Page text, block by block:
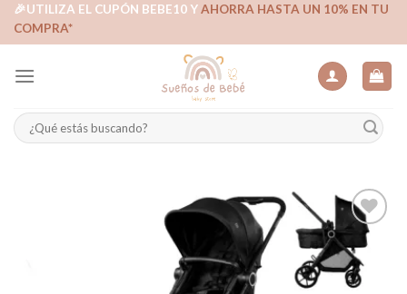
Skip🎉UTILIZA EL CUPÓN BEBE10 YAHORRA HASTA UN 10% EN TU
COMPRA*
Buscar
por:
Añadir
a la